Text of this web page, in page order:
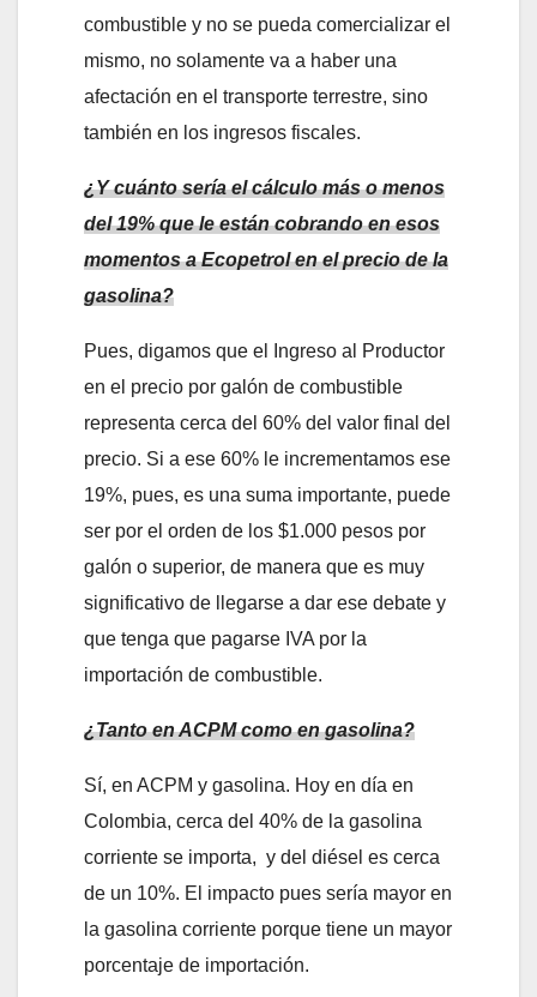
combustible y no se pueda comercializar el
mismo, no solamente va a haber una
afectación en el transporte terrestre, sino
también en los ingresos fiscales.
¿Y cuánto sería el cálculo más o menos
del 19% que le están cobrando en esos
momentos a Ecopetrol en el precio de la
gasolina?
Pues, digamos que el Ingreso al Productor
en el precio por galón de combustible
representa cerca del 60% del valor final del
precio. Si a ese 60% le incrementamos ese
19%, pues, es una suma importante, puede
ser por el orden de los $1.000 pesos por
galón o superior, de manera que es muy
significativo de llegarse a dar ese debate y
que tenga que pagarse IVA por la
importación de combustible.
¿Tanto en ACPM como en gasolina?
Sí, en ACPM y gasolina. Hoy en día en
Colombia, cerca del 40% de la gasolina
corriente se importa, y del diésel es cerca
de un 10%. El impacto pues sería mayor en
la gasolina corriente porque tiene un mayor
porcentaje de importación.